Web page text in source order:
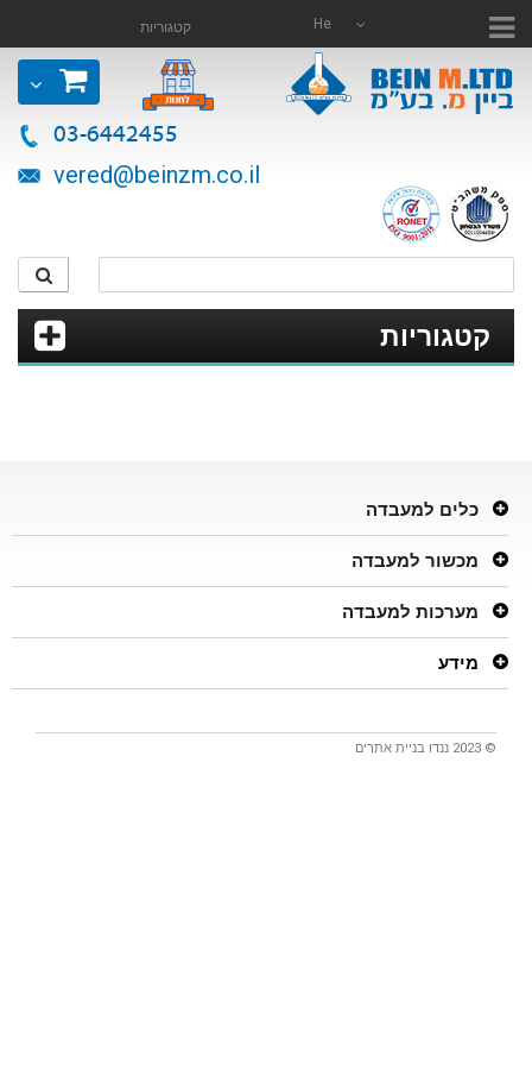
He קטגוריות
03-6442455
vered@beinzm.co.il
קטגוריות
כלים למעבדה
מכשור למעבדה
© 2023 ננדו בניית אתרים
מערכות למעבדה
מידע